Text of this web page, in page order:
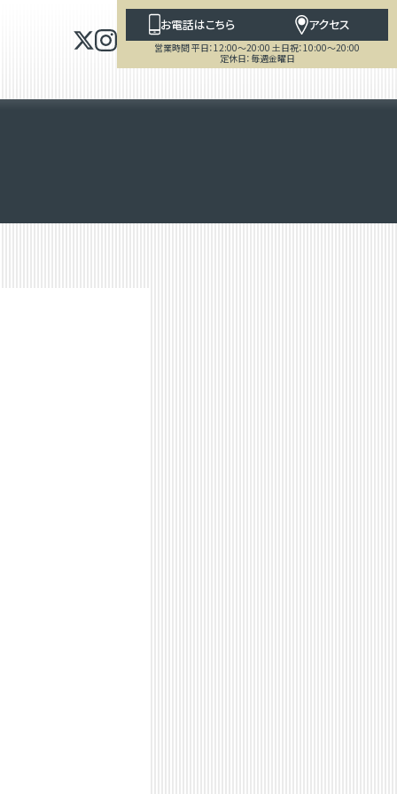
お電話はこちら アクセス
営業時間 平日：12:00～20:00 土日祝：10:00～20:00
定休日：毎週金曜日